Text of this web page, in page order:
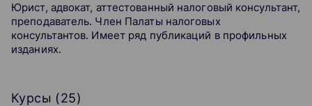
Юрист, адвокат, аттестованный налоговый консультант,
преподаватель. Член Палаты налоговых
консультантов. Имеет ряд публикаций в профильных
изданиях.
Курсы (25)